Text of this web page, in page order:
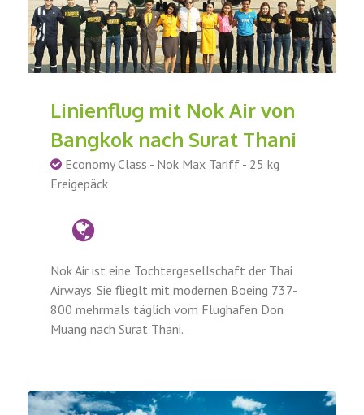
Linienflug mit Nok Air von
Bangkok nach Surat Thani
Economy Class - Nok Max Tariff - 25 kg
Freigepäck
Nok Air ist eine Tochtergesellschaft der Thai
Airways. Sie flieglt mit modernen Boeing 737-
800 mehrmals täglich vom Flughafen Don
Muang nach Surat Thani.